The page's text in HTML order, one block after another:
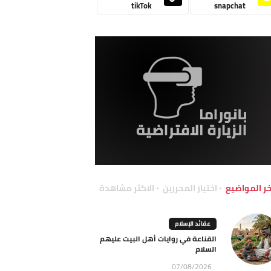
snapchat
tikTok
المواضيع اختيار المحررين الاكثر مشاهدة
عقائد الإسلام
القناعة في روايات أهل البيت عليهم
السلام
07/08/2026